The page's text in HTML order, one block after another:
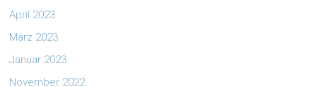
April 2023
März 2023
Januar 2023
November 2022